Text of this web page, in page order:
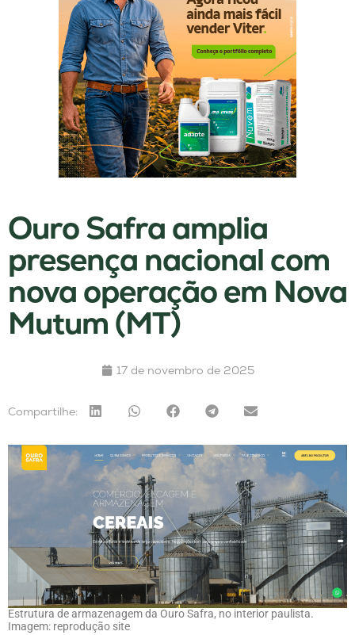
Ouro Safra amplia
presença nacional com
nova operação em Nova
Mutum (MT)
17 de novembro de 2025
Compartilhe:
Estrutura de armazenagem da Ouro Safra, no interior paulista.
Imagem: reprodução site